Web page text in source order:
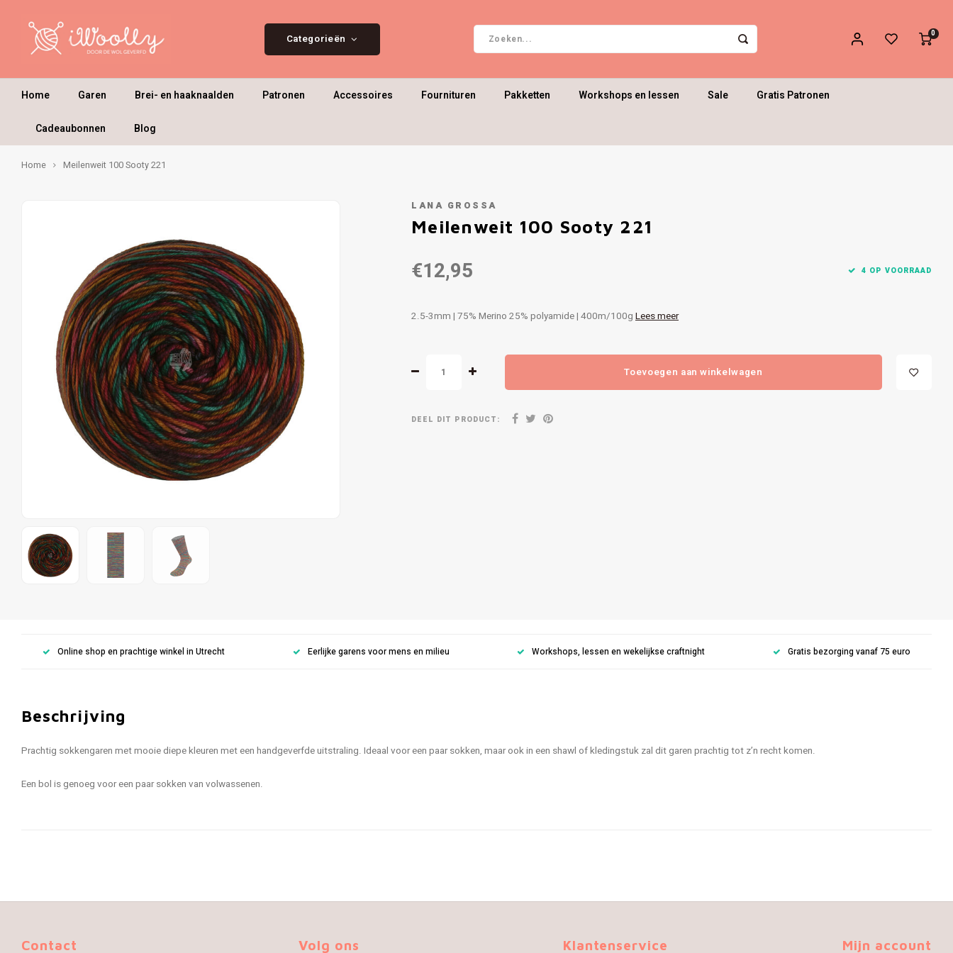
Categorieën 0
Home Garen Brei- en haaknaalden Patronen Accessoires Fournituren Pakketten Workshops en lessen Sale Gratis Patronen
Cadeaubonnen Blog
Home Meilenweit 100 Sooty 221
LANA GROSSA
Meilenweit 100 Sooty 221
€12,95 4 OP VOORRAAD
2.5-3mm | 75% Merino 25% polyamide | 400m/100g Lees meer
Toevoegen aan winkelwagen
DEEL DIT PRODUCT:
Online shop en prachtige winkel in Utrecht Eerlijke garens voor mens en milieu Workshops, lessen en wekelijkse craftnight Gratis bezorging vanaf 75 euro
Beschrijving
Prachtig sokkengaren met mooie diepe kleuren met een handgeverfde uitstraling. Ideaal voor een paar sokken, maar ook in een shawl of kledingstuk zal dit garen prachtig tot z’n recht komen.
Een bol is genoeg voor een paar sokken van volwassenen.
Contact Volg ons Klantenservice Mijn account